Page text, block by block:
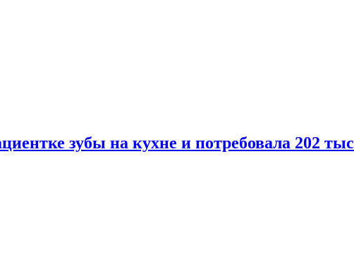
зубы на кухне и потребовала 202